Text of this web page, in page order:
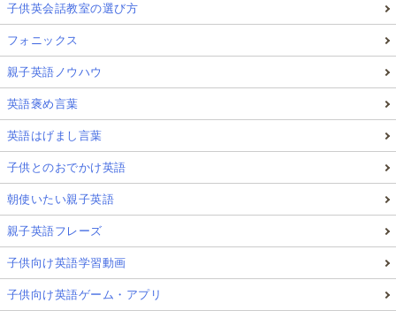
子供英会話教室の選び方
フォニックス
親子英語ノウハウ
英語褒め言葉
英語はげまし言葉
子供とのおでかけ英語
朝使いたい親子英語
親子英語フレーズ
子供向け英語学習動画
子供向け英語ゲーム・アプリ